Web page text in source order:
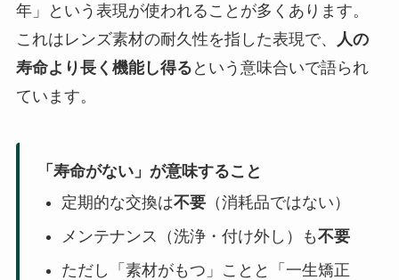
年」という表現が使われることが多くあります。
これはレンズ素材の耐久性を指した表現で、
人の
寿命より長く機能し得る という意味合いで語られ
ています。
「寿命がない」が意味すること
定期的な交換は不要（消耗品ではない）
メンテナンス（洗浄・付け外し）も不要
ただし「素材がもつ」ことと「一生矯正